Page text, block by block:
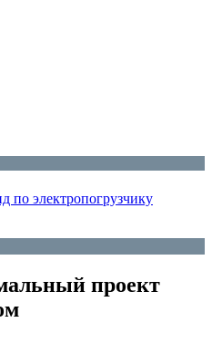
по электропогрузчику
проект